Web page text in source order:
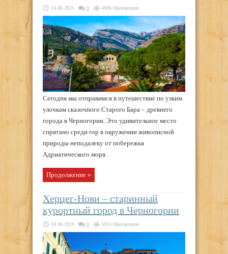
24.06.2021 0 4906 Просмотров
Сегодня мы отправимся в путешествие по узким
улочкам сказочного Старого Бара – древнего
города в Черногории. Это удивительное место
спрятано среди гор в окружении живописной
природы неподалеку от побережья
Адриатического моря.
Продолжение »
Херцег-Нови – старинный
курортный город в Черногории
18.06.2021 0 5915 Просмотров